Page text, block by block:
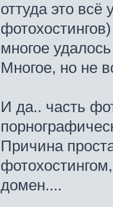
оттуда это всё
многое
Многое, но не
И да.. часть
Причина
домен....